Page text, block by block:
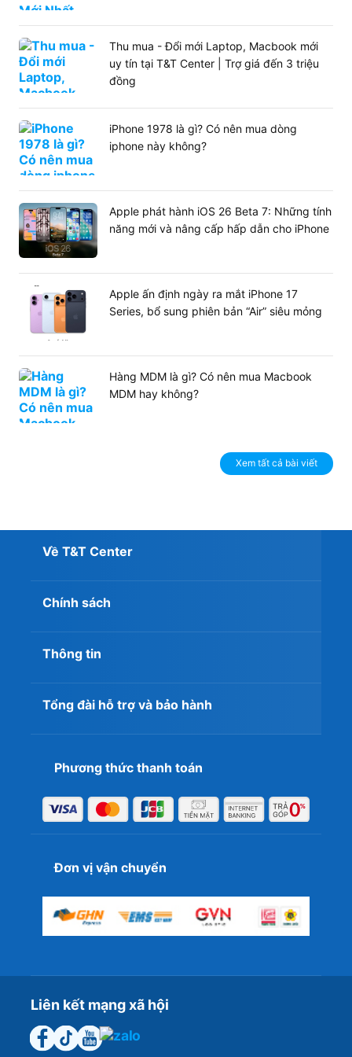
BÀI VIẾT LIÊN QUAN:
Bo mạch chủ mainboard Asus Prime A620M-E
DDR5 giá rẻ
Mainboard Colorful Battle-AX B760M-G Wifi
V20 D4 giá tốt
Thu mua - Đổi mới Laptop, Macbook mới
uy tín tại T&T Center | Trợ giá đến 3 triệu
đồng
iPhone 1978 là gì? Có nên mua dòng
iphone này không?
Apple phát hành iOS 26 Beta 7: Những tính
năng mới và nâng cấp hấp dẫn cho iPhone
Apple ấn định ngày ra mắt iPhone 17
Series, bổ sung phiên bản “Air” siêu mỏng
Hàng MDM là gì? Có nên mua Macbook
MDM hay không?
Xem tất cả bài viết
Về T&T Center
Chính sách
Thông tin
Tổng đài hỗ trợ và bảo hành
Phương thức thanh toán
Đơn vị vận chuyển
Liên kết mạng xã hội